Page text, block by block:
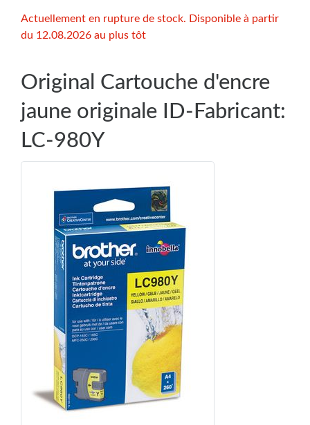
Actuellement en rupture de stock. Disponible à partir
du 12.08.2026 au plus tôt
Original Cartouche d'encre
jaune originale ID-Fabricant:
LC-980Y